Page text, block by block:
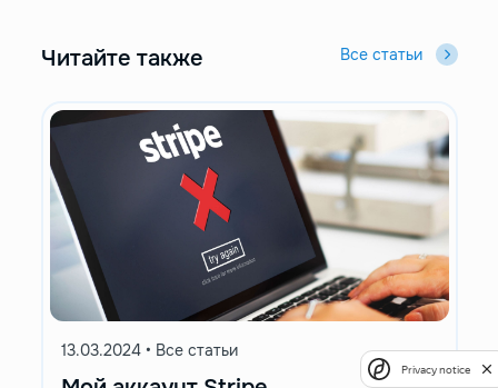
Читайте также Все статьи
13.03.2024 • Все статьи
Privacy notice